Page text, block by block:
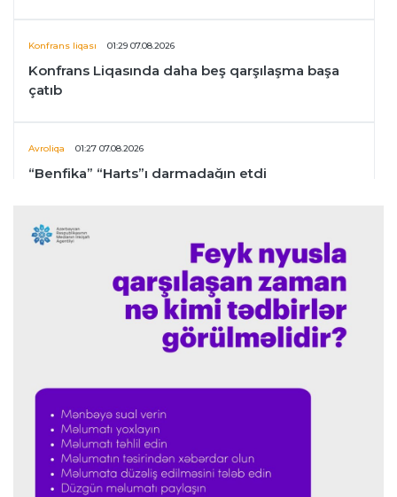
Konfrans liqası 01:29 07.08.2026
Konfrans Liqasında daha beş qarşılaşma başa
çatıb
Avroliqa 01:27 07.08.2026
“Benfika” “Harts”ı darmadağın etdi
İspaniya L.L.
"Barselona" Mərakeş klubuna qarşı keçirilməsi
planlaşdırılan yoldaşlıq oyununu ləğv etdi
23:59 06.08.2026
Formula-1 23:51 06.08.2026
"Antonelli çox etibarlı pilota çevrilib"